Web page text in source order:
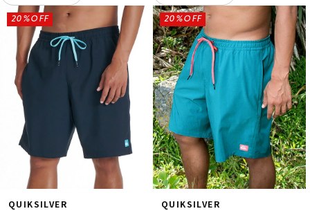
QUIKSILVER
20%OFF
QUIKSILVER
20%OFF